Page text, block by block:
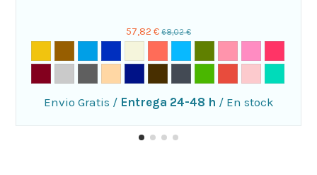
57,82 € 68,02 €
Envio Gratis / Entrega 24-48 h / En stock